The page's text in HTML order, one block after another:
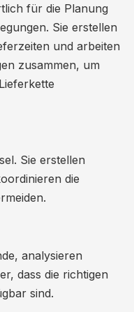
für die Planung
Sie erstellen
und arbeiten
zusammen, um
Sie erstellen
die
analysieren
dass die richtigen
sind.